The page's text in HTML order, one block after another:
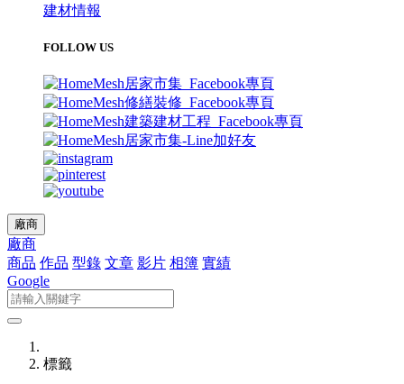
建材情報
FOLLOW US
廠商
廠商
商品 作品 型錄 文章 影片 相簿 實績
Google
標籤